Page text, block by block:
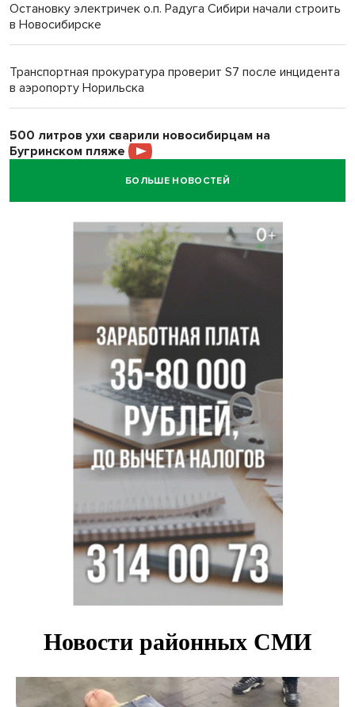
Остановку электричек о.п. Радуга Сибири начали строить
в Новосибирске
Транспортная прокуратура проверит S7 после инцидента
в аэропорту Норильска
500 литров ухи сварили новосибирцам на
Бугринском пляже
Под Новосибирском двое пострадали в ДТП с
Легендарный хоккеист Тарасенко вернулся к брату в
Новосибирец подарил «боевую десятку» для эвакуации
раненых на СВО
В Новосибирске корпорация кукол из США подала в суд
БОЛЬШЕ НОВОСТЕЙ